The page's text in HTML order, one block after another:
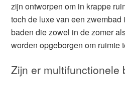
zijn ontworpen om in krappe
toch de luxe van een
baden die zowel in de zomer
worden opgeborgen om ruimte
Zijn er multifunctionele